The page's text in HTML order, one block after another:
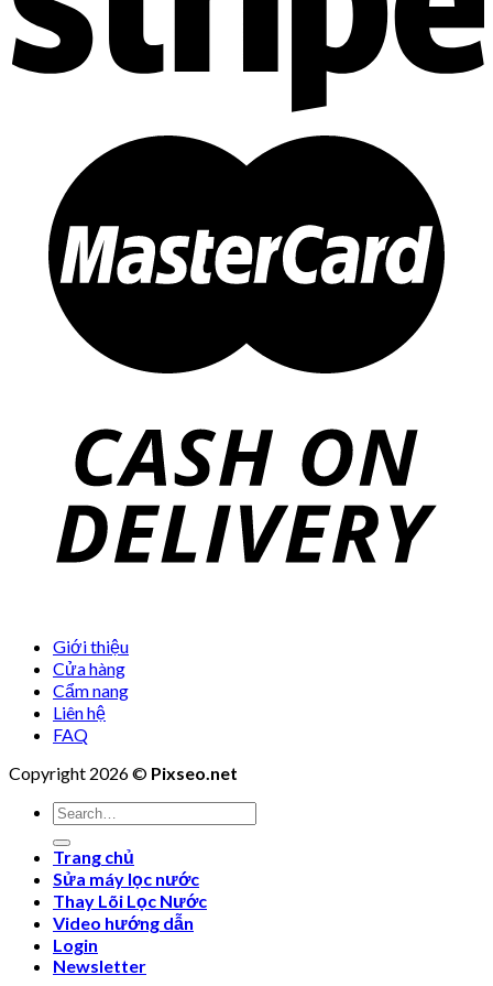
Giới thiệu
Cửa hàng
Cẩm nang
Liên hệ
FAQ
Copyright 2026 © Pixseo.net
Search
for:
Trang chủ
Sửa máy lọc nước
Thay Lõi Lọc Nước
Video hướng dẫn
Login
Newsletter